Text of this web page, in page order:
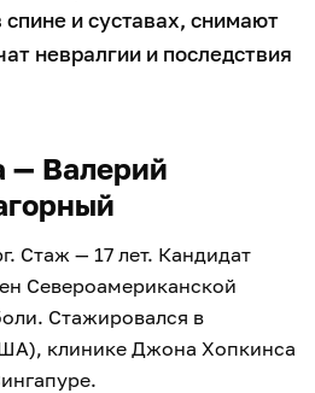
и суставах, снимают
невралгии и последствия
— Валерий
Стаж — 17 лет. Кандидат
Североамериканской
Стажировался в
клинике Джона Хопкинса